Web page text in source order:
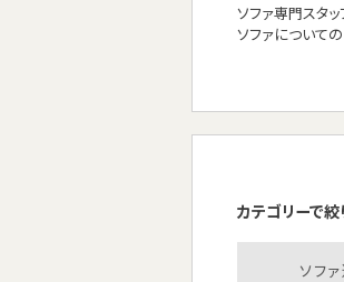
ソファ専門スタ
ソファについての
カテゴリーで絞
ソフ